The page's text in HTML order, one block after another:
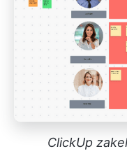
ClickUp